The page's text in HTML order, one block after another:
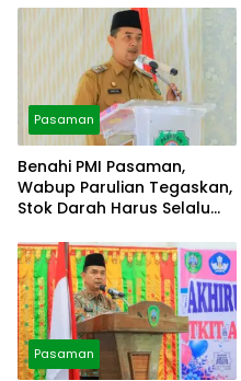
Pasaman
Benahi PMI Pasaman,
Wabup Parulian Tegaskan,
Stok Darah Harus Selalu
Pasaman